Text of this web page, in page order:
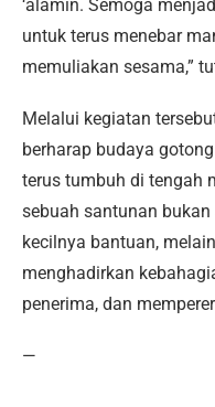
‘alamin. Semoga
untuk terus menebar
memuliakan sesama,”
Melalui kegiatan
berharap budaya
terus tumbuh di tengah
sebuah santunan
kecilnya bantuan,
menghadirkan
penerima, dan
—